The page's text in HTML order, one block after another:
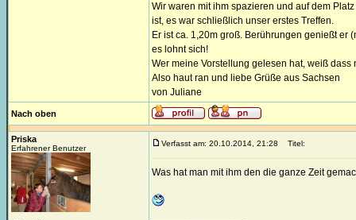
Wir waren mit ihm spazieren und auf dem
ist, es war schließlich unser erstes Treffen.
Er ist ca. 1,20m groß. Berührungen genießt er
es lohnt sich!
Wer meine Vorstellung gelesen hat, weiß
Also haut ran und liebe Grüße aus Sachsen
von Juliane
Nach oben
Priska
Erfahrener Benutzer
Verfasst am: 20.10.2014, 21:28 Titel:
Was hat man mit ihm den die ganze Zeit